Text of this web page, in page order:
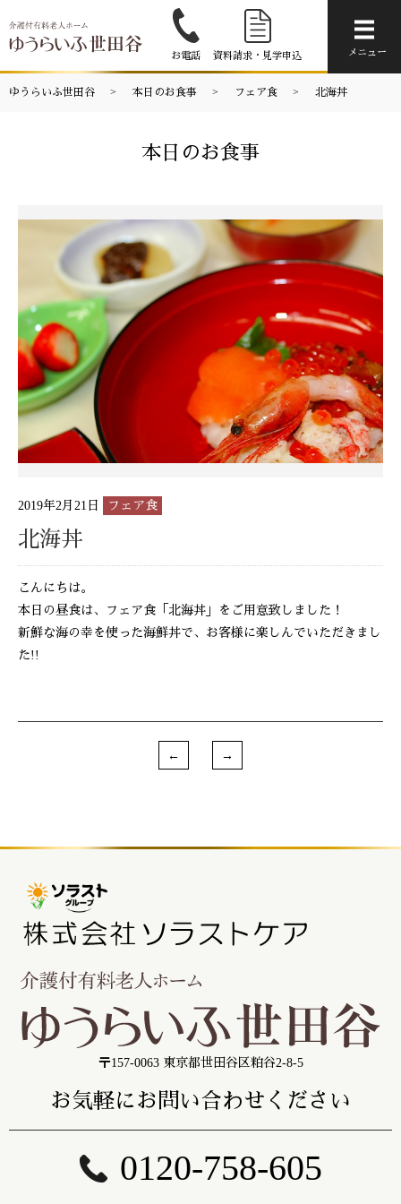
お電話 資料請求・見学申込 メニュー
ゆうらいふ世田谷 本日のお食事 フェア食 北海丼
本日のお食事
2019年2月21日 フェア食
北海丼
こんにちは。
本日の昼食は、フェア食「北海丼」をご用意致しました！
新鮮な海の幸を使った海鮮丼で、お客様に楽しんでいただきまし
た!!
〒157-0063 東京都世田谷区粕谷2-8-5
お気軽にお問い合わせください
0120-758-605